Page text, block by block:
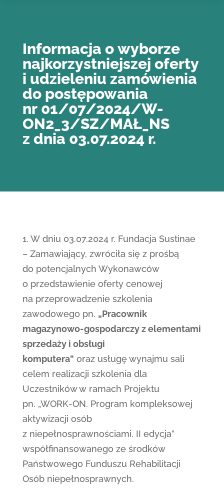
Informacja o wyborze
najkorzystniejszej oferty
i udzieleniu zamówienia
do postępowania
nr 01/07/2024/W-
ON2_3/SZ/MAŁ_NS
z dnia 03.07.2024 r.
1. W dniu 03.07.2024 r. Fundacja Sustinae
– Zamawiający, zwróciła się z prośbą
do potencjalnych Wykonawców
o przedstawienie oferty cenowej
na przeprowadzenie szkolenia
zawodowego pn. „Pracownik
magazynowo-gospodarczy z elementami
sprzedaży i obsługi
komputera” oraz usługę wynajmu sali
celem realizacji szkolenia dla
Uczestników w ramach Projektu
pn. „WORK-ON. Program kompleksowej
aktywizacji osób
z niepełnosprawnościami. II edycja”
współfinansowanego ze środków
Państwowego Funduszu Rehabilitacji
Osób niepełnosprawnych.